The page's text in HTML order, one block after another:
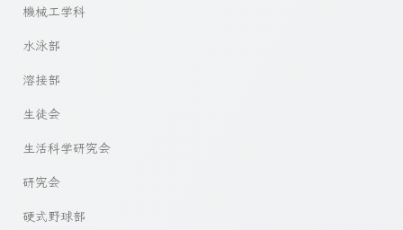
機械工学科
水泳部
溶接部
生徒会
生活科学研究会
研究会
硬式野球部